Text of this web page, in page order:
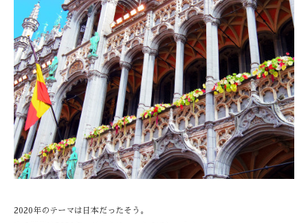
2020年のテーマは日本だったそう。